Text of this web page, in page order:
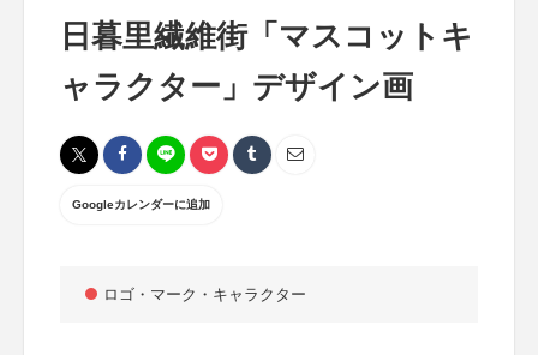
日暮里繊維街「マスコットキ
ャラクター」デザイン画
Googleカレンダーに追加
ロゴ・マーク・キャラクター